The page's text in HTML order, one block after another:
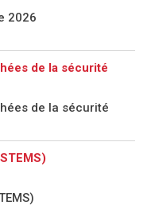
2026
de la sécurité
de la sécurité